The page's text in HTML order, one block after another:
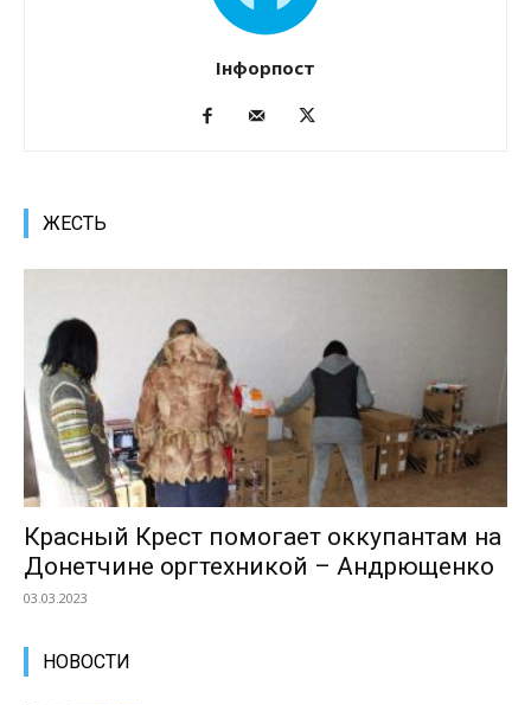
Інфорпост
ЖЕСТЬ
Красный Крест помогает оккупантам на
Донетчине оргтехникой – Андрющенко
03.03.2023
НОВОСТИ